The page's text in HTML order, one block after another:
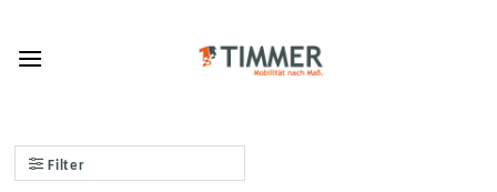
content
Filter